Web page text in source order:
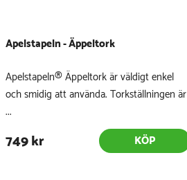
Apelstapeln - Äppeltork
Apelstapeln® Äppeltork är väldigt enkel
och smidig att använda. Torkställningen är
...
749 kr KÖP